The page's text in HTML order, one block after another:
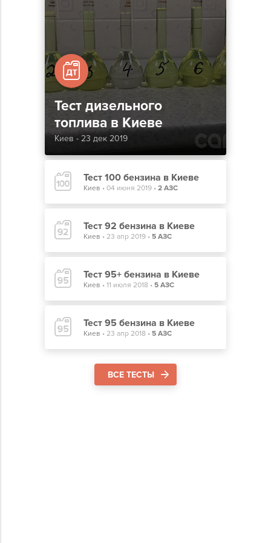
Тест дизельного
топлива в Киеве
Киев - 23 дек 2019
Тест 100 бензина в Киеве
Киев • 04 июня 2019 • 2 АЗС
Тест 92 бензина в Киеве
Киев • 23 апр 2019 • 5 АЗС
Тест 95+ бензина в Киеве
Киев • 11 июля 2018 • 5 АЗС
Тест 95 бензина в Киеве
Киев • 23 апр 2018 • 5 АЗС
ВСЕ ТЕСТЫ